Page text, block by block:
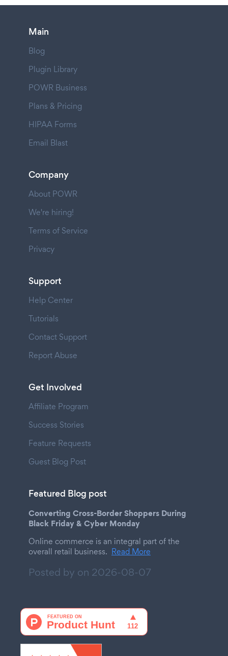
Main
Blog
Plugin Library
POWR Business
Plans & Pricing
HIPAA Forms
Email Blast
Company
About POWR
We're hiring!
Terms of Service
Privacy
Support
Help Center
Tutorials
Contact Support
Report Abuse
Get Involved
Affiliate Program
Success Stories
Feature Requests
Guest Blog Post
Featured Blog post
Converting Cross-Border Shoppers During
Black Friday & Cyber Monday
Online commerce is an integral part of the
overall retail business. Read More
Posted by on 2026-08-07